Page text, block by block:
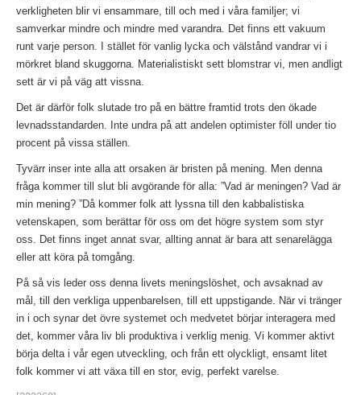
verkligheten blir vi ensammare, till och med i våra familjer; vi
samverkar mindre och mindre med varandra. Det finns ett vakuum
runt varje person. I stället för vanlig lycka och välstånd vandrar vi i
mörkret bland skuggorna. Materialistiskt sett blomstrar vi, men andligt
sett är vi på väg att vissna.
Det är därför folk slutade tro på en bättre framtid trots den ökade
levnadsstandarden. Inte undra på att andelen optimister föll under tio
procent på vissa ställen.
Tyvärr inser inte alla att orsaken är bristen på mening. Men denna
fråga kommer till slut bli avgörande för alla: ”Vad är meningen? Vad är
min mening? ”Då kommer folk att lyssna till den kabbalistiska
vetenskapen, som berättar för oss om det högre system som styr
oss. Det finns inget annat svar, allting annat är bara att senarelägga
eller att köra på tomgång.
På så vis leder oss denna livets meningslöshet, och avsaknad av
mål, till den verkliga uppenbarelsen, till ett uppstigande. När vi tränger
in i och synar det övre systemet och medvetet börjar interagera med
det, kommer våra liv bli produktiva i verklig menig. Vi kommer aktivt
börja delta i vår egen utveckling, och från ett olyckligt, ensamt litet
folk kommer vi att växa till en stor, evig, perfekt varelse.